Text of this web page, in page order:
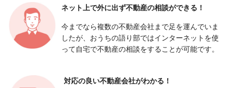
ネット上で外に出ず不動産の相談ができる！
今までなら複数の不動産会社まで足を運んでいま
したが、おうちの語り部ではインターネットを使
って自宅で不動産の相談をすることが可能です。
対応の良い不動産会社がわかる！